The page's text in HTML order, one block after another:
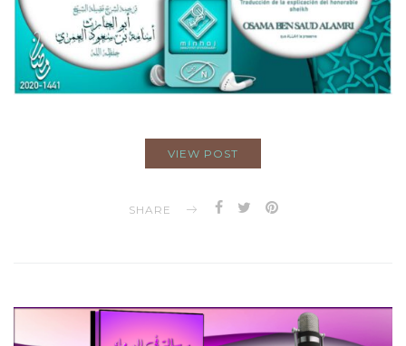
VIEW POST
SHARE